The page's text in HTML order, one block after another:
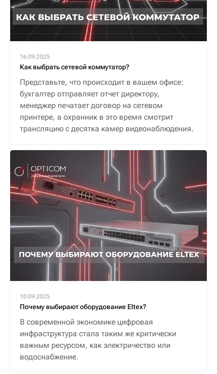
16.09.2025
Как выбрать сетевой коммутатор?
Представьте, что происходит в вашем офисе:
бухгалтер отправляет отчет директору,
менеджер печатает договор на сетевом
принтере, а охранник в это время смотрит
трансляцию с десятка камер видеонаблюдения.
10.09.2025
Почему выбирают оборудование Eltex?
В современной экономике цифровая
инфраструктура стала таким же критически
важным ресурсом, как электричество или
водоснабжение.